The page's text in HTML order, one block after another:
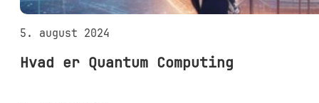
5. august 2024
Hvad er Quantum Computing